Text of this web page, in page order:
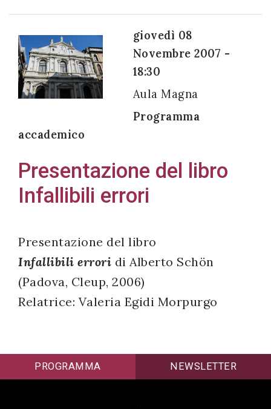
giovedì 08
Novembre 2007 -
18:30
Aula Magna
Programma
accademico
Presentazione del libro
Infallibili errori
Presentazione del libro
Infallibili errori di Alberto Schön
(Padova, Cleup, 2006)
Relatrice: Valeria Egidi Morpurgo
all'uso dei
miei dati
personali in
decreto
legislativo
196/03
successo!
PROGRAMMA NEWSLETTER